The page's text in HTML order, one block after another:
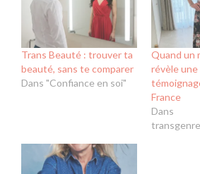
Trans Beauté : trouver ta
beauté, sans te comparer
Dans "Confiance en soi"
Quand un
révèle une
France
Dans